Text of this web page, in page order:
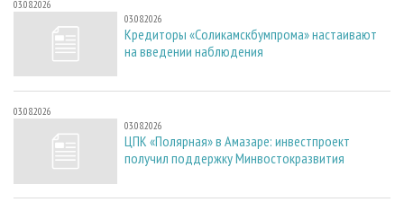
03.08.2026
03.08.2026
Кредиторы «Соликамскбумпрома» настаивают
на введении наблюдения
03.08.2026
03.08.2026
ЦПК «Полярная» в Амазаре: инвестпроект
получил поддержку Минвостокразвития